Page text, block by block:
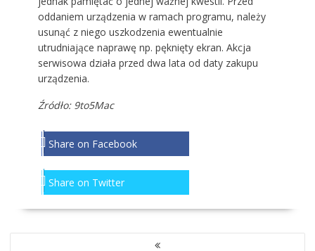
oddaniem urządzenia w ramach programu, należy
usunąć z niego uszkodzenia ewentualnie
utrudniające naprawę np. pęknięty ekran. Akcja
serwisowa działa przed dwa lata od daty zakupu
urządzenia.
Źródło: 9to5Mac
Share on Facebook
Share on Twitter
NAWIGACJA